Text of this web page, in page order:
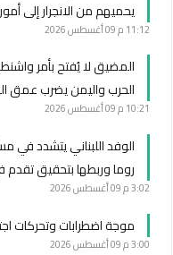
يحميهم من الانجرار إلى
11:12 م 09 أغسطس 2026
المضيق لا يُفتح بأمر
الحرب واليمن يضرب عمق
10:21 م 09 أغسطس 2026
الوفد اللبناني يتشدد في
روما وربطها بتحقيق
3:02 م 09 أغسطس 2026
موجة اضطرابات وتحركات
3:00 م 09 أغسطس 2026